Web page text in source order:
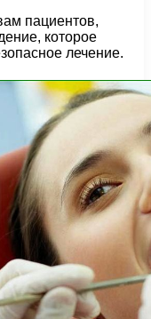
пациентов,
которое
лечение.